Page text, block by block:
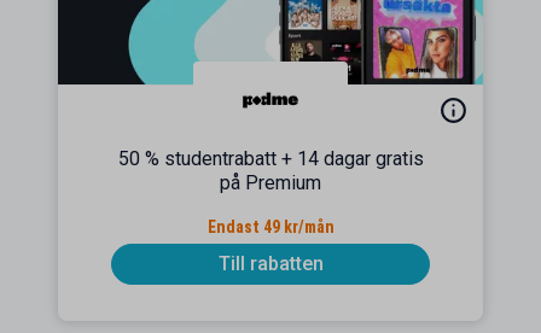
50 % studentrabatt + 14 dagar gratis
på Premium
Endast 49 kr/mån
Till rabatten